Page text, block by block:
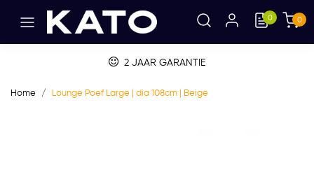
0 0
BETALEN OP FACTUUR
Home Lounge Poef Large | dia 108cm | Beige